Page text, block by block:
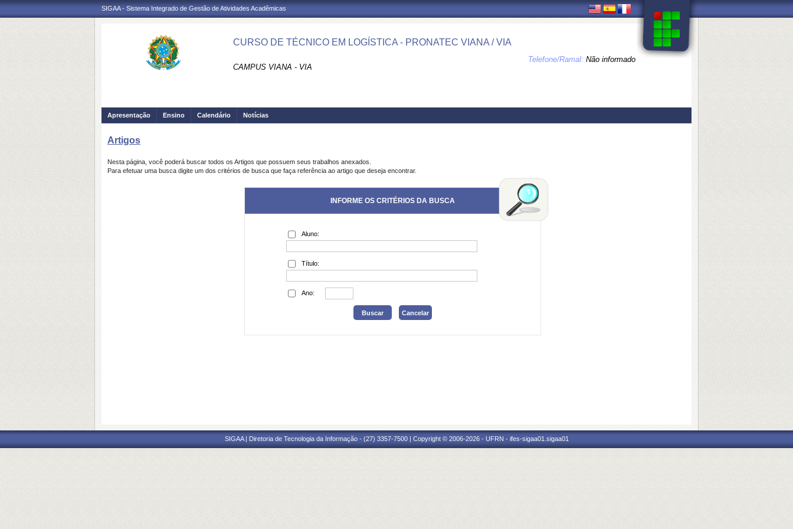
SIGAA - Sistema Integrado de Gestão de Atividades Acadêmicas
CURSO DE TÉCNICO EM LOGÍSTICA - PRONATEC VIANA / VIA
CAMPUS VIANA - VIA
Telefone/Ramal: Não informado
Apresentação Ensino Calendário Notícias
Artigos
Nesta página, você poderá buscar todos os Artigos que possuem seus trabalhos anexados.
Para efetuar uma busca digite um dos critérios de busca que faça referência ao artigo que deseja encontrar.
INFORME OS CRITÉRIOS DA BUSCA
Aluno:
Título:
Ano:
SIGAA | Diretoria de Tecnologia da Informação - (27) 3357-7500 | Copyright © 2006-2026 - UFRN - ifes-sigaa01.sigaa01